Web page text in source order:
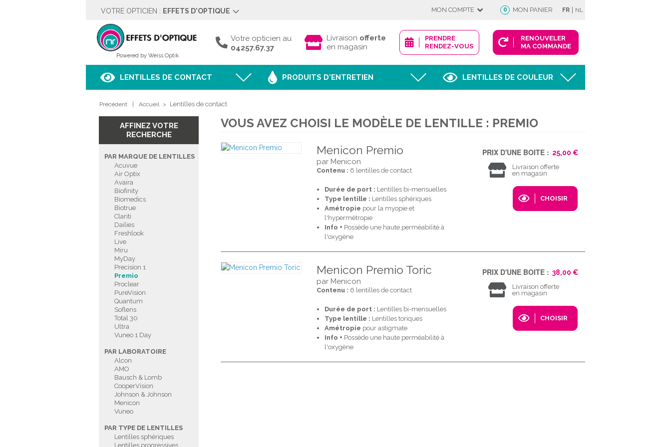
VOTRE OPTICIEN : EFFETS D'OPTIQUE
Rue des Moulins 5
04257.67.37
Voir sur le plan
HORAIRES
Lundi
Fermé
Mercredi
9h00 à 18h00
9h00 à 18h00
Vendredi
9h00 à 18h00
Dimanche
PRENDRE RENDEZ-VOUS
MON COMPTE
Déjà client ?
Afficher
JE M'IDENTIFIE
Nouveau client ?
CRÉER MON COMPTE
0 MON PANIER FR | NL
Powered by Weiss Optik
Votre opticien au
04257.67.37
Livraison offerte
en magasin
PRENDRE
RENDEZ-VOUS
RENOUVELER
MA COMMANDE
LENTILLES DE CONTACT PRODUITS D'ENTRETIEN LENTILLES DE COULEUR
Précédent Accueil > Lentilles de contact
AFFINEZ VOTRE
RECHERCHE
PAR MARQUE DE LENTILLES
Acuvue
Air Optix
Avaira
Biofinity
Biomedics
Biotrue
Clariti
Dailies
Freshlook
Live
Miru
MyDay
Precision 1
Premio
Proclear
PureVision
Quantum
Soflens
Total 30
Ultra
Vuneo 1 Day
PAR LABORATOIRE
Alcon
AMO
Bausch & Lomb
CooperVision
Johnson & Johnson
Menicon
Vuneo
PAR TYPE DE LENTILLES
Lentilles sphériques
Lentilles progressives
VOUS AVEZ CHOISI LE MODÈLE DE LENTILLE : PREMIO
Menicon Premio
par Menicon
Contenu : 6 lentilles de contact
Durée de port : Lentilles bi-mensuelles
Type lentille : Lentilles sphériques
Amétropie pour la myopie et
l'hypermétropie
Info + Possède une haute perméabilité à
l'oxygène
PRIX D'UNE BOITE : 25,00 €
Livraison offerte
en magasin
CHOISIR
Menicon Premio Toric
par Menicon
Contenu : 6 lentilles de contact
Durée de port : Lentilles bi-mensuelles
Type lentille : Lentilles toriques
Amétropie pour astigmate
Info + Possède une haute perméabilité à
l'oxygène
PRIX D'UNE BOITE : 38,00 €
Livraison offerte
en magasin
CHOISIR